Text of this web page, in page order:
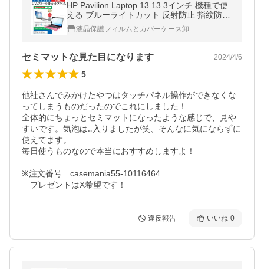
HP Pavilion Laptop 13 13.3インチ 機種で使
える ブルーライトカット 反射防止 指紋防止
液晶 保護 フィルム 互換品
液晶保護フィルムとカバーケース卸
セミマットな見た目になります 2024/4/6
5
他社さんでみかけたやつはタッチパネル操作ができなくな
ってしまうものだったのでこれにしました！
全体的にちょっとセミマットになったような感じで、見や
すいです。気泡は‥入りましたが笑、そんなに気にならずに
使えてます。
毎日使うものなので本当におすすめしますよ！
※注文番号　casemania55-10116464
プレゼントはX希望です！
違反報告 いいね 0